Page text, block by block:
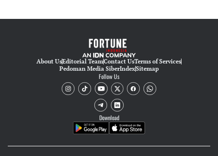
About UsEditorial TeamContact UsTerms of Services
Pedoman Media SiberIndexSitemap
Follow Us
Download